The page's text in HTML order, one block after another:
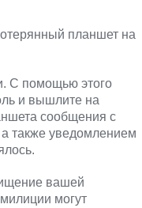
планшет на
С помощью этого
и вышлите на
сообщения с
также уведомлением
вашей
могут